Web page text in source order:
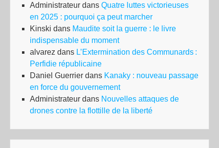
Administrateur dans Quatre luttes victorieuses
en 2025 : pourquoi ça peut marcher
Kinski dans Maudite soit la guerre : le livre
indispensable du moment
alvarez dans L’Extermination des Communards :
Perfidie républicaine
Daniel Guerrier dans Kanaky : nouveau passage
en force du gouvernement
Administrateur dans Nouvelles attaques de
drones contre la flottille de la liberté